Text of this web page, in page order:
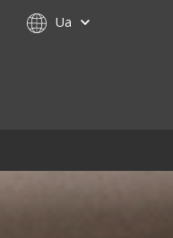
Ua